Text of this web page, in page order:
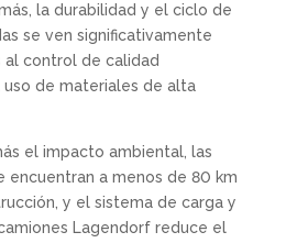
la durabilidad y el ciclo de
se ven significativamente
al control de calidad
de materiales de alta
el impacto ambiental, las
encuentran a menos de 80 km
y el sistema de carga y
Lagendorf reduce el